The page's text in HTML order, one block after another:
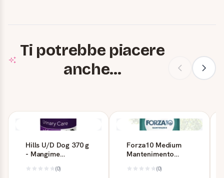
Ti potrebbe piacere
anche...
Hills U/D Dog 370 g
- Mangime
(0)
Forza10 Medium
Mantenimento
(0)